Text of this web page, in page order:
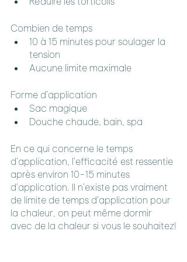
Combien de temps
10 à 15 minutes pour soulager la
tension
Aucune limite maximale
Forme d’application
Sac magique
Douche chaude, bain, spa
En ce qui concerne le temps
d’application, l’efficacité est ressentie
après environ 10-15 minutes
d’application. Il n’existe pas vraiment
de limite de temps d’application pour
la chaleur, on peut même dormir
avec de la chaleur si vous le souhaitez!